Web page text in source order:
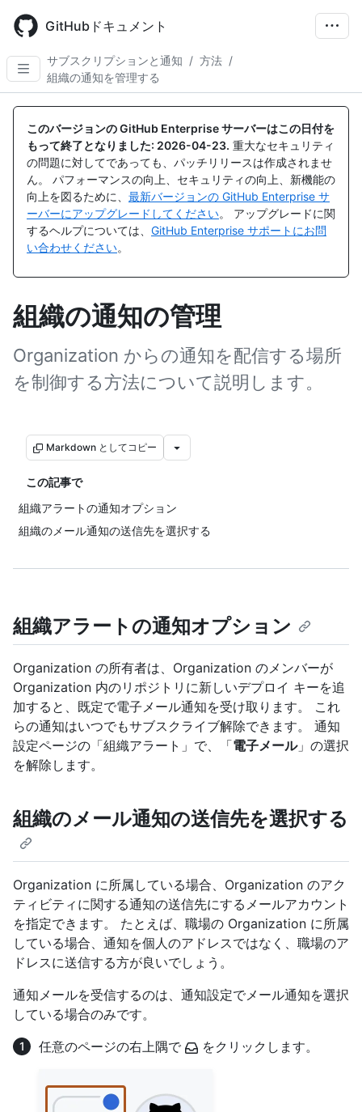
main
content
GitHubドキュメント
サブスクリプションと通知 / 方法 /
組織の通知を管理する
このバージョンの GitHub Enterprise サーバーはこの日付を
もって終了となりました: 2026-04-23. 重大なセキュリティ
の問題に対してであっても、パッチリリースは作成されませ
ん。 パフォーマンスの向上、セキュリティの向上、新機能の
向上を図るために、 最新バージョンの GitHub Enterprise サ
ーバーにアップグレードしてください。 アップグレードに関
するヘルプについては、 GitHub Enterprise サポートにお問
い合わせください。
組織の通知の管理
Organization からの通知を配信する場所
を制御する方法について説明します。
Markdown としてコピー
この記事で
組織アラートの通知オプション
組織のメール通知の送信先を選択する
組織アラートの通知オプション
Organization の所有者は、Organization のメンバーが
Organization 内のリポジトリに新しいデプロイ キーを追
加すると、既定で電子メール通知を受け取ります。 これ
らの通知はいつでもサブスクライブ解除できます。 通知
設定ページの「組織アラート」で、「電子メール」の選択
を解除します。
組織のメール通知の送信先を選択する
Organization に所属している場合、Organization のアク
ティビティに関する通知の送信先にするメールアカウント
を指定できます。 たとえば、職場の Organization に所属
している場合、通知を個人のアドレスではなく、職場のア
ドレスに送信する方が良いでしょう。
通知メールを受信するのは、通知設定でメール通知を選択
している場合のみです。
任意のページの右上隅で
をクリックします。